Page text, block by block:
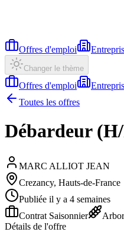
Offres d'emploi
Changer le thème
Offres d'emploi
Toutes les offres
Débardeur
MARC ALLIOT JEAN
Crezancy, Hauts-de-France
Publiée il y a 4 semaines
Contrat Saisonnier
Détails de l'offre